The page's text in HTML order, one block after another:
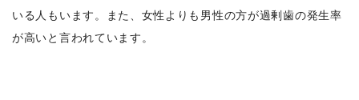
いる人もいます。また、女性よりも男性の方が過剰歯の発生率
が高いと言われています。